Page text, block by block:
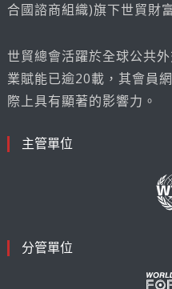
合國諮商組織)旗下世貿財
世貿總會活躍於全球公共
業賦能已逾20載，其會員
際上具有顯著的影響力。
主管單位
分管單位